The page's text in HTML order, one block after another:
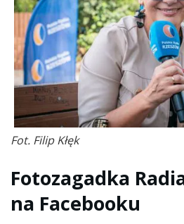
Fot. Filip Kłęk
Fotozagadka
na Facebooku